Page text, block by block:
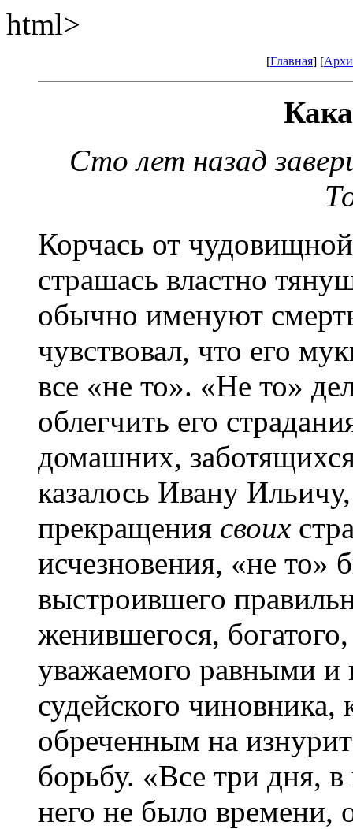
html>
[Главная] [
Сто лет назад
Корчась от
страшась властно
обычно именуют
чувствовал, что его
все «не то». «Не то»
облегчить его
домашних,
казалось Ивану
прекращения своих
исчезновения, «не то»
выстроившего
женившегося,
уважаемого равными
судейского чиновника,
обреченным на
борьбу. «Все три дня,
него не было времени,